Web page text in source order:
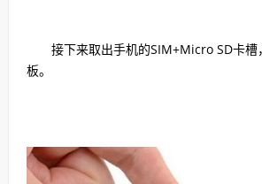
接下来取出手机的SIM+Micro SD卡槽
板。